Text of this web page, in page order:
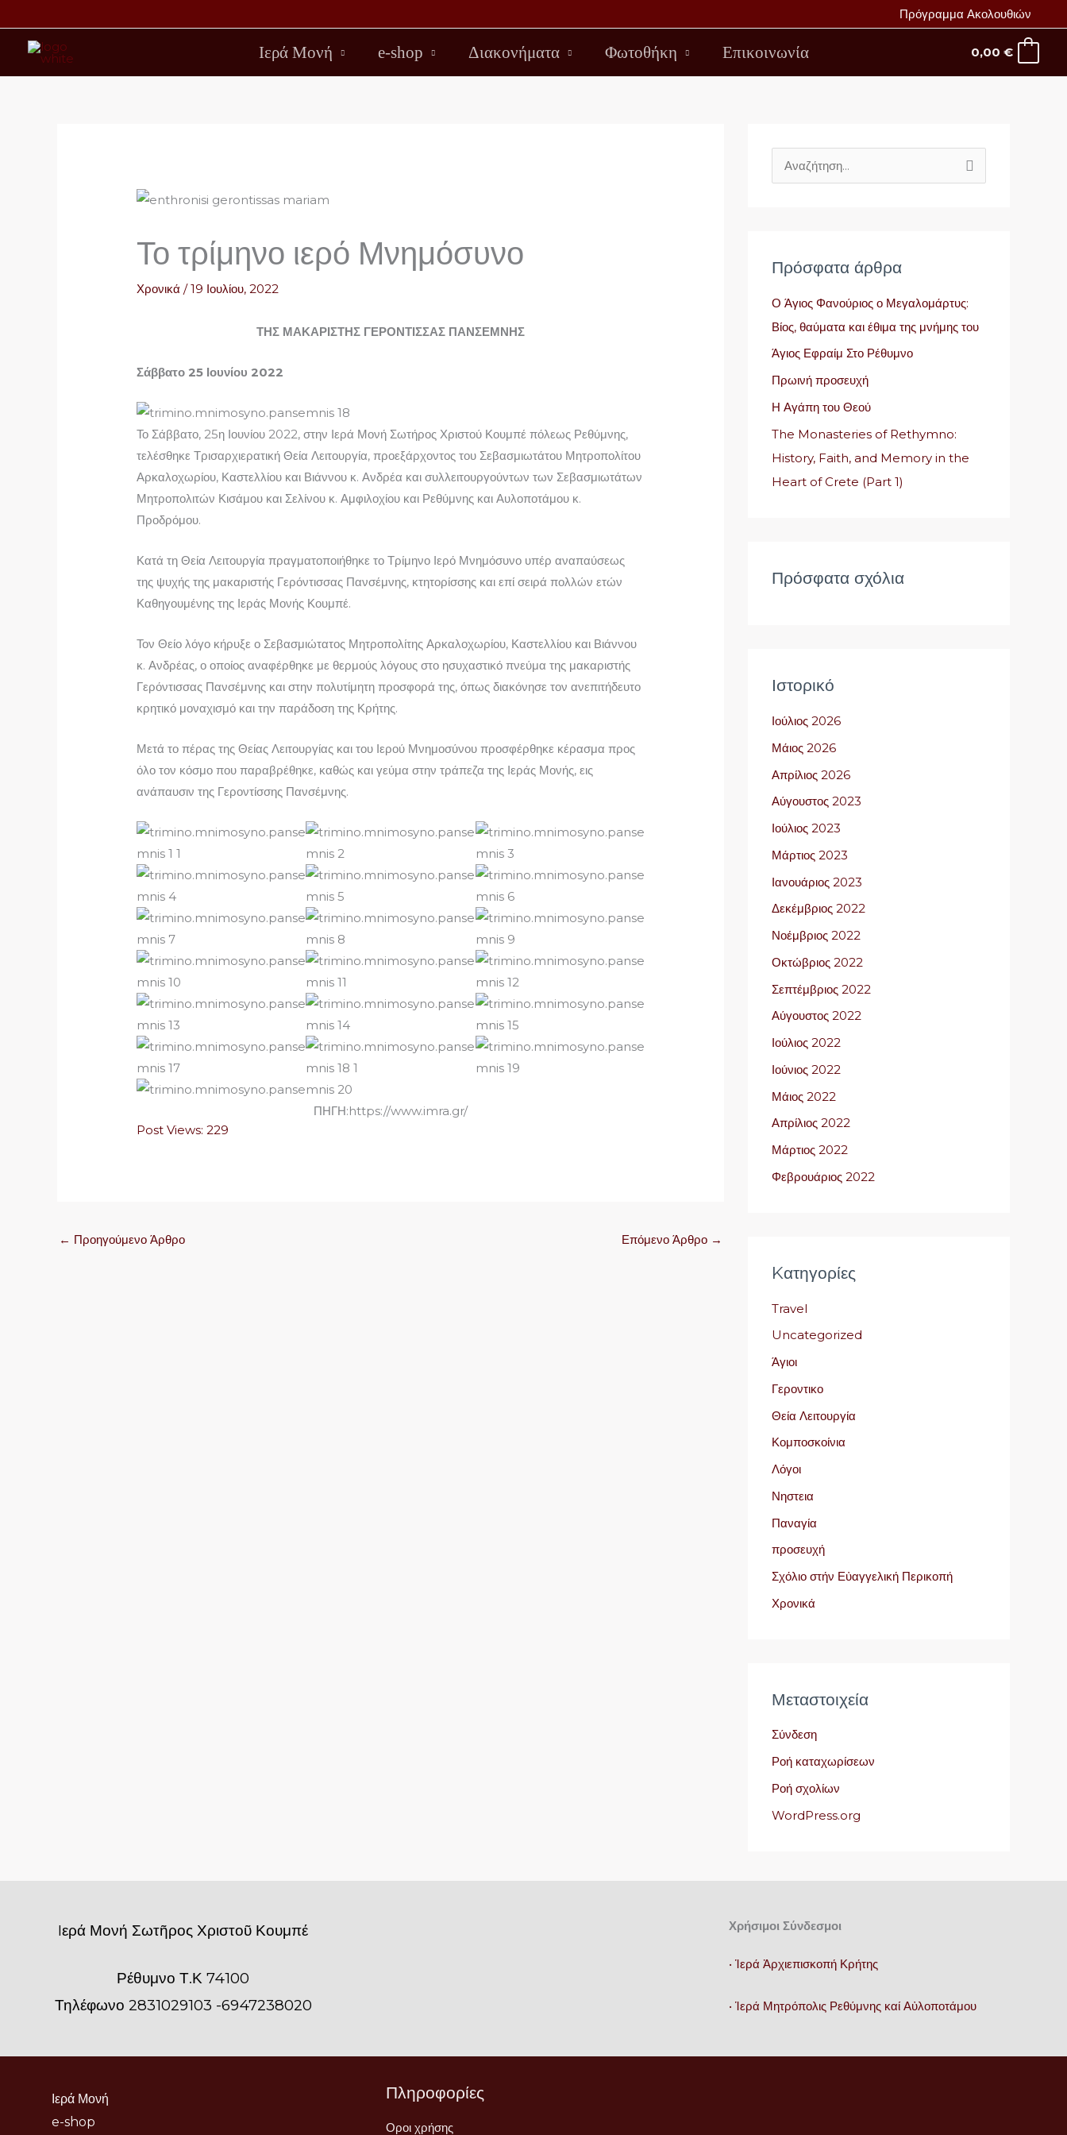
στο
περιεχόμενο
Πρόγραμμα Ακολουθιών
Ιερά Μονή e-shop Διακονήματα Φωτοθήκη Επικοινωνία 0,00 €
Το τρίμηνο ιερό Μνημόσυνο
Χρονικά /19 Ιουλίου, 2022
ΤΗΣ ΜΑΚΑΡΙΣΤΗΣ ΓΕΡΟΝΤΙΣΣΑΣ ΠΑΝΣΕΜΝΗΣ
Σάββατο 25 Ιουνίου 2022
Το Σάββατο, 25η Ιουνίου 2022, στην Ιερά Μονή Σωτήρος Χριστού Κουμπέ πόλεως Ρεθύμνης,
τελέσθηκε Τρισαρχιερατική Θεία Λειτουργία, προεξάρχοντος του Σεβασμιωτάτου Μητροπολίτου
Αρκαλοχωρίου, Καστελλίου και Βιάννου κ. Ανδρέα και συλλειτουργούντων των Σεβασμιωτάτων
Μητροπολιτών Κισάμου και Σελίνου κ. Αμφιλοχίου και Ρεθύμνης και Αυλοποτάμου κ.
Προδρόμου.
Κατά τη Θεία Λειτουργία πραγματοποιήθηκε το Τρίμηνο Ιερό Μνημόσυνο υπέρ αναπαύσεως
της ψυχής της μακαριστής Γερόντισσας Πανσέμνης, κτητορίσσης και επί σειρά πολλών ετών
Καθηγουμένης της Ιεράς Μονής Κουμπέ.
Τον Θείο λόγο κήρυξε ο Σεβασμιώτατος Μητροπολίτης Αρκαλοχωρίου, Καστελλίου και Βιάννου
κ. Ανδρέας, ο οποίος αναφέρθηκε με θερμούς λόγους στο ησυχαστικό πνεύμα της μακαριστής
Γερόντισσας Πανσέμνης και στην πολυτίμητη προσφορά της, όπως διακόνησε τον ανεπιτήδευτο
κρητικό μοναχισμό και την παράδοση της Κρήτης.
Μετά το πέρας της Θείας Λειτουργίας και του Ιερού Μνημοσύνου προσφέρθηκε κέρασμα προς
όλο τον κόσμο που παραβρέθηκε, καθώς και γεύμα στην τράπεζα της Ιεράς Μονής, εις
ανάπαυσιν της Γεροντίσσης Πανσέμνης.
ΠΗΓΗ:https://www.imra.gr/
Post Views: 229
← Προηγούμενο Άρθρο Επόμενο Άρθρο →
ή
η
σ
η
γ
ι
α
:
Πρόσφατα άρθρα
Ο Άγιος Φανούριος ο Μεγαλομάρτυς:
Βίος, θαύματα και έθιμα της μνήμης του
Άγιος Εφραίμ Στο Ρέθυμνο
Πρωινή προσευχή
Η Αγάπη του Θεού
The Monasteries of Rethymno:
History, Faith, and Memory in the
Heart of Crete (Part 1)
Πρόσφατα σχόλια
Ιστορικό
Ιούλιος 2026
Μάιος 2026
Απρίλιος 2026
Αύγουστος 2023
Ιούλιος 2023
Μάρτιος 2023
Ιανουάριος 2023
Δεκέμβριος 2022
Νοέμβριος 2022
Οκτώβριος 2022
Σεπτέμβριος 2022
Αύγουστος 2022
Ιούλιος 2022
Ιούνιος 2022
Μάιος 2022
Απρίλιος 2022
Μάρτιος 2022
Φεβρουάριος 2022
Kατηγορίες
Travel
Uncategorized
Άγιοι
Γεροντικο
Θεία Λειτουργία
Κομποσκοίνια
Λόγοι
Νηστεια
Παναγία
προσευχή
Σχόλιο στήν Εὐαγγελική Περικοπή
Χρονικά
Μεταστοιχεία
Σύνδεση
Ροή καταχωρίσεων
Ροή σχολίων
WordPress.org
Iερά Μονή Σωτῆρος Χριστοῦ Κουμπέ
Ρέθυμνο Τ.Κ 74100
Τηλέφωνο 2831029103 -6947238020
Χρήσιμοι Σύνδεσμοι
• Ἱερά Ἀρχιεπισκοπή Κρήτης
• Ἱερά Μητρόπολις Ρεθύμνης καί Αὐλοποτάμου
Ιερά Μονή
e-shop
Πληροφορίες
Οροι χρήσης